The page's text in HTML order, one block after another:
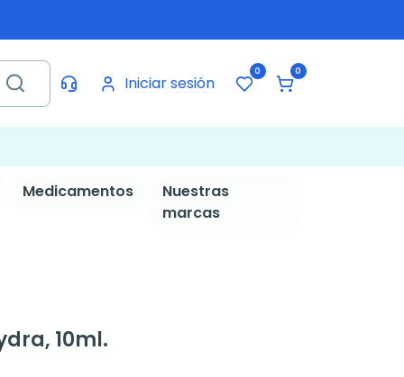
Iniciar sesión
0 0
Medicamentos
Nuestras
marcas
10ml.